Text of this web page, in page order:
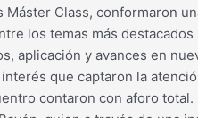
Class, conformaron
los temas más
aplicación y avances en
que captaron la
contaron con aforo